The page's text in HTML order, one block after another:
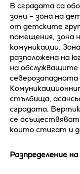
В сградата са
зони – зона на
от детските
помещения, зона
комуникации.
разположена на
на
стълбища,
сградата.
се осъществяват
които стигат и
Разпределение